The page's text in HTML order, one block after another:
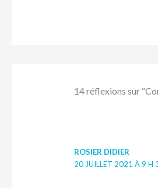
14 réflexions sur
ROSIER DIDIER
20 JUILLET 2021 À 9 H